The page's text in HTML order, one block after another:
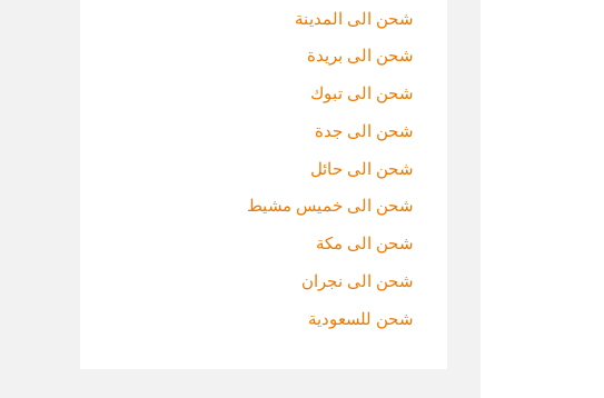
شحن الى المدينة
شحن الى بريدة
شحن الى تبوك
شحن الى جدة
شحن الى حائل
شحن الى خميس مشيط
شحن الى مكة
شحن الى نجران
شحن للسعودية